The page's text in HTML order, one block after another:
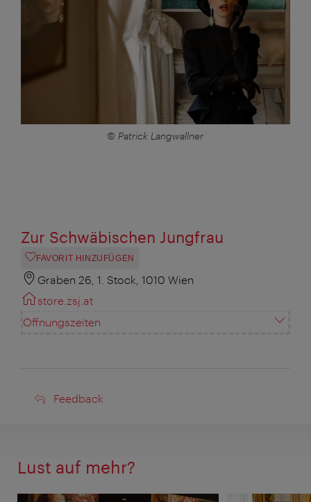
© Patrick Langwallner
Zur Schwäbischen Jungfrau
FAVORIT HINZUFÜGEN
Graben 26, 1. Stock, 1010 Wien
store.zsj.at
Öffnungszeiten
Feedback
Feedback
Lust auf mehr?